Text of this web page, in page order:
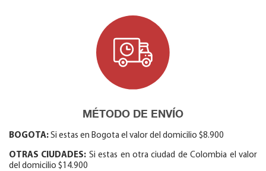
MÉTODO DE ENVÍO
BOGOTA: Si estas en Bogota el valor del domicilio $8.900
OTRAS CIUDADES: Si estas en otra ciudad de Colombia el valor
del domicilio $14.900